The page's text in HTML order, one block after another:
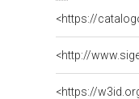
<https://
<https://